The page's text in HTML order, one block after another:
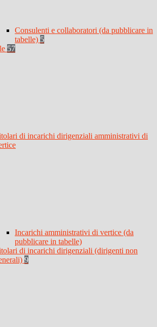
Consulenti e collaboratori (da pubblicare in
tabelle) 5
57
di incarichi dirigenziali amministrativi di
Incarichi amministrativi di vertice (da
pubblicare in tabelle)
di incarichi dirigenziali (dirigenti non
9